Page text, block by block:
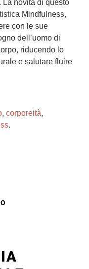
La novità di questo
Mindfulness,
con le sue
dell’uomo di
riducendo lo
e salutare fluire
, corporeità,
.